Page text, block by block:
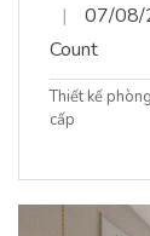
| 07/08/
Count
Thiết kế
cấp